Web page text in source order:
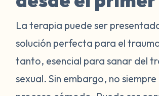
La terapia puede ser
solución perfecta para el
tanto, esencial para sanar del
sexual. Sin embargo, no siempre